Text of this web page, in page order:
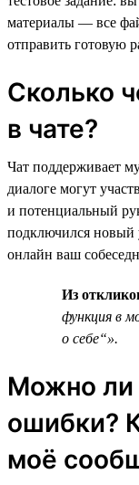
материалы — все
отправить готовую
Сколько
в чате?
Чат поддерживает
диалоге могут
и потенциальный
подключился новый
онлайн ваш
Из
функция в
о себе“».
Можно ли
ошибки?
моё